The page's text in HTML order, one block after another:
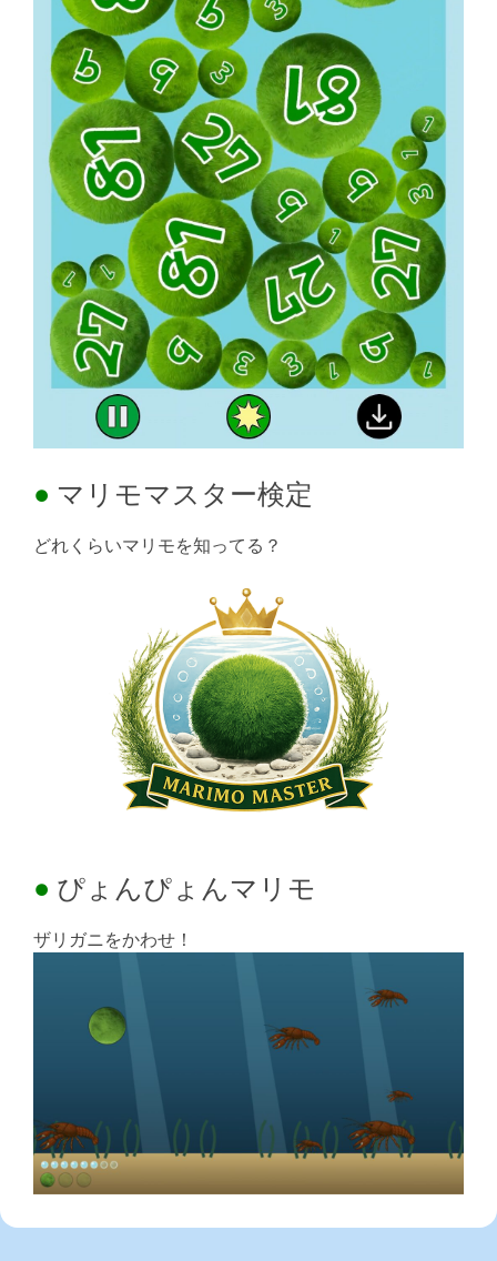
マリモマスター検定
どれくらいマリモを知ってる？
ぴょんぴょんマリモ
ザリガニをかわせ！